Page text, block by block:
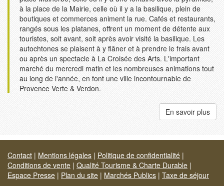
à la place de la Mairie, celle où il y a la basilique, plein de
boutiques et commerces animent la rue. Cafés et restaurants,
rangés sous les platanes, offrent un moment de détente aux
touristes, soit avant, soit après avoir visité la basilique. Les
autochtones se plaisent à y flâner et à prendre le frais avant
ou après un spectacle à La Croisée des Arts. L'important
marché du mercredi matin et les nombreuses animations tout
au long de l'année, en font une ville incontournable de
Provence Verte & Verdon.
En savoir plus
Contact | Mentions légales | Politique de confidentialité |
Conditions de vente | Qualité Tourisme & Charte Durable |
Espace Presse | Plan du site | Marchés Publics | Taxe de séjour